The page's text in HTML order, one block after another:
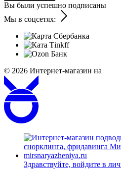
Вы были успешно подписаны
Мы в соцсетях:
© 2026 Интернет-магазин на
Здравствуйте, войдите в